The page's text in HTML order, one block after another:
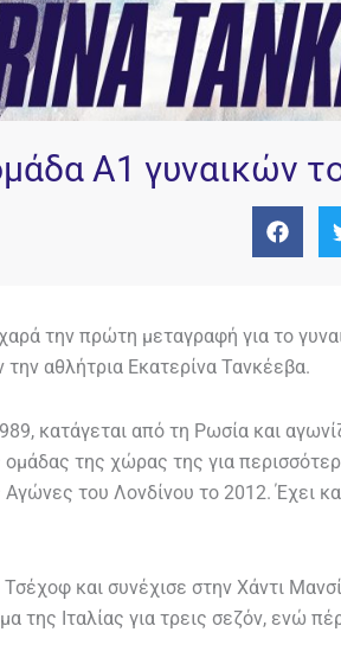
Α1 γυναικών
την πρώτη μεταγραφή για το
αθλήτρια Εκατερίνα Τανκέεβα.
κατάγεται από τη Ρωσία και
της χώρας της για
του Λονδίνου το 2012. Έχει
και συνέχισε στην Χάντι
της Ιταλίας για τρεις σεζόν, ενώ